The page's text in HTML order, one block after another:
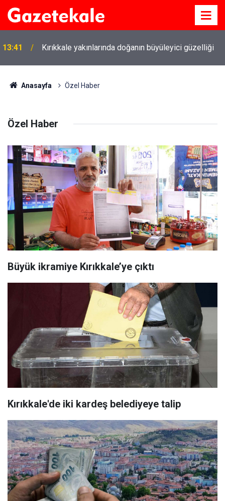
13:41 Kırıkkale yakınlarında doğanın büyüleyici güzelliği
Anasayfa Özel Haber
Özel Haber
Büyük ikramiye Kırıkkale’ye çıktı
Kırıkkale'de iki kardeş belediyeye talip